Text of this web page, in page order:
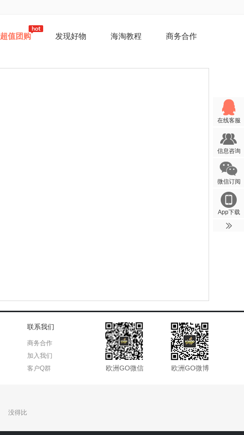
超值团购 发现好物 海淘教程 商务合作
联系我们
商务合作
加入我们
客户Q群
欧洲GO微信 欧洲GO微博
没得比
在线客服
信息咨询
微信订阅
App下载